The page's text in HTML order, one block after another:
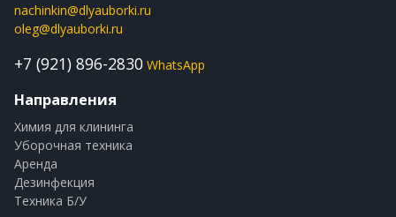
nachinkin@dlyauborki.ru
oleg@dlyauborki.ru
+7 (921) 896-2830 WhatsApp
Направления
Химия для клининга
Уборочная техника
Аренда
Дезинфекция
Техника Б/У